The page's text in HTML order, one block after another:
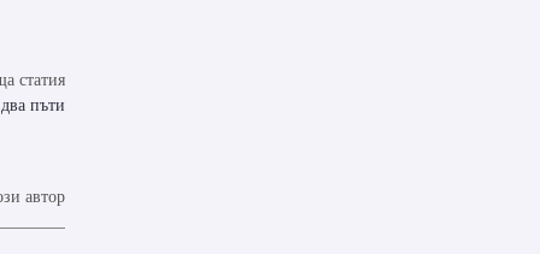
статия
пъти
автор